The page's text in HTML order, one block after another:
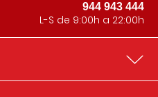
944 943 444
L-S de 9:00h a 22:00h